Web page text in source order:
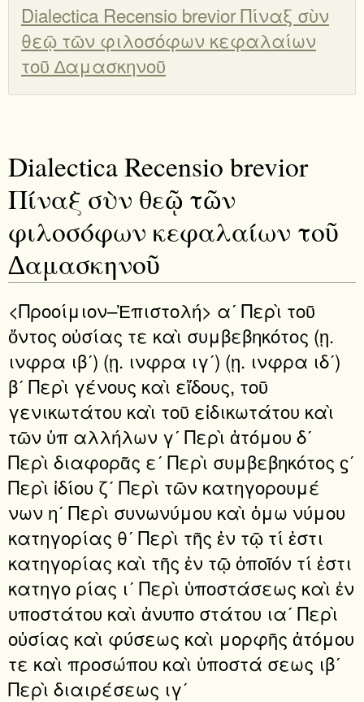
Dialectica Recensio brevior Πίναξ σὺν
θεῷ τῶν φιλοσόφων κεφαλαίων
τοῦ ∆αμασκηνοῦ
Dialectica Recensio brevior
Πίναξ σὺν θεῷ τῶν
φιλοσόφων κεφαλαίων τοῦ
∆αμασκηνοῦ
<Προοίμιον–Ἐπιστολή> αʹ Περὶ τοῦ
ὄντος οὐσίας τε καὶ συμβεβηκότος (ῃ.
ινφρα ιβʹ) (ῃ. ινφρα ιγʹ) (ῃ. ινφρα ιδʹ)
βʹ Περὶ γένους καὶ εἴδους, τοῦ
γενικωτάτου καὶ τοῦ εἰδικωτάτου καὶ
τῶν ὑπ αλλήλων γʹ Περὶ ἀτόμου δʹ
Περὶ διαφορᾶς εʹ Περὶ συμβεβηκότος ϛʹ
Περὶ ἰδίου ζʹ Περὶ τῶν κατηγορουμέ
νων ηʹ Περὶ συνωνύμου καὶ ὁμω νύμου
κατηγορίας θʹ Περὶ τῆς ἐν τῷ τί ἐστι
κατηγορίας καὶ τῆς ἐν τῷ ὁποῖόν τί ἐστι
κατηγο ρίας ιʹ Περὶ ὑποστάσεως καὶ ἐν
υποστάτου καὶ ἀνυπο στάτου ιαʹ Περὶ
οὐσίας καὶ φύσεως καὶ μορφῆς ἀτόμου
τε καὶ προσώπου καὶ ὑποστά σεως ιβʹ
Περὶ διαιρέσεως ιγʹ